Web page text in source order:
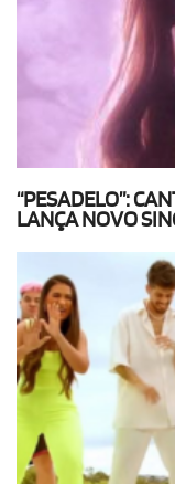
“PESADELO”:
LANÇA NOVO